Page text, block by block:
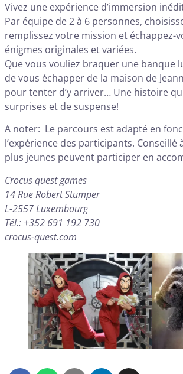
Vivez une expérience d’immersion
Par équipe de 2 à 6 personnes,
remplissez votre mission et échappez-
énigmes originales et variées.
Que vous vouliez braquer une banque
de vous échapper de la maison de
pour tenter d’y arriver… Une histoire
surprises et de suspense!
A noter: Le parcours est adapté en
l’expérience des participants. Conseillé
plus jeunes peuvent participer en
Crocus quest games
14 Rue Robert Stumper
L-2557 Luxembourg
Tél.: +352 691 192 730
crocus-quest.com